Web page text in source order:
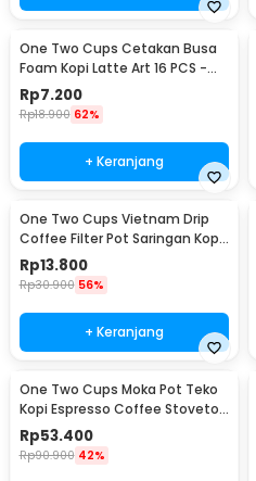
One Two Cups Cetakan Busa
Foam Kopi Latte Art 16 PCS -
JJYE01
Rp7.200
Rp18.900 62%
+ Keranjang
One Two Cups Vietnam Drip
Coffee Filter Pot Saringan Kopi
180ml 8Q - LC1
Rp13.800
Rp30.900 56%
+ Keranjang
One Two Cups Moka Pot Teko
Kopi Espresso Coffee Stovetop
2 Cup 100ml - Z20
Rp53.400
Rp90.900 42%